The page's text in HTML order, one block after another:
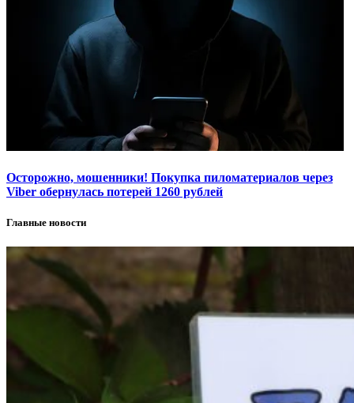
Осторожно, мошенники! Покупка пиломатериалов через
Viber обернулась потерей 1260 рублей
Главные новости